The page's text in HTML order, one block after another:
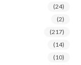
(24)
(2)
(217)
(14)
(10)